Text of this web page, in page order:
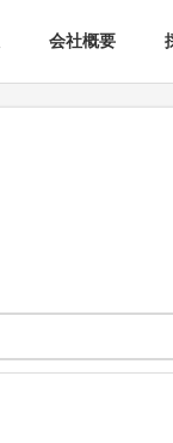
会社概要